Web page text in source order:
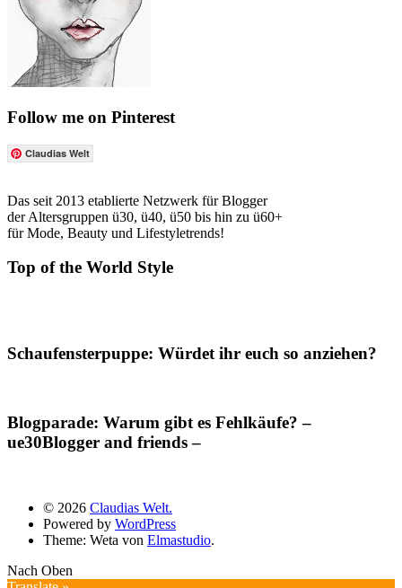
Follow me on Pinterest
Claudias Welt
Das seit 2013 etablierte Netzwerk für Blogger
der Altersgruppen ü30, ü40, ü50 bis hin zu ü60+
für Mode, Beauty und Lifestyletrends!
Top of the World Style
Schaufensterpuppe: Würdet ihr euch so anziehen?
Blogparade: Warum gibt es Fehlkäufe? –
ue30Blogger and friends –
© 2026 Claudias Welt.
Powered by WordPress
Theme: Weta von Elmastudio.
Nach Oben